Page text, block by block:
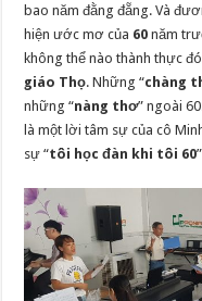
bao năm đằng đẵng. Và
hiện ước mơ của 60 năm
không thể nào thành thực
giáo Thọ. Những “chàng
những “nàng thơ” ngoài
là một lời tâm sự của cô
sự “tôi học đàn khi tôi 60